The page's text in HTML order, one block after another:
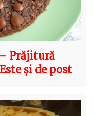
Prăjitură
și de post